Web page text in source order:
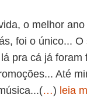
o melhor
foi o único...
pra cá já foram
Até
…) leia